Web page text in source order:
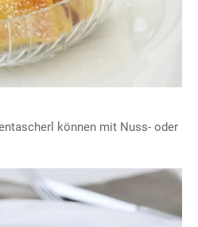
können mit Nuss- oder